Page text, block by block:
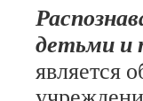
детьми и
является